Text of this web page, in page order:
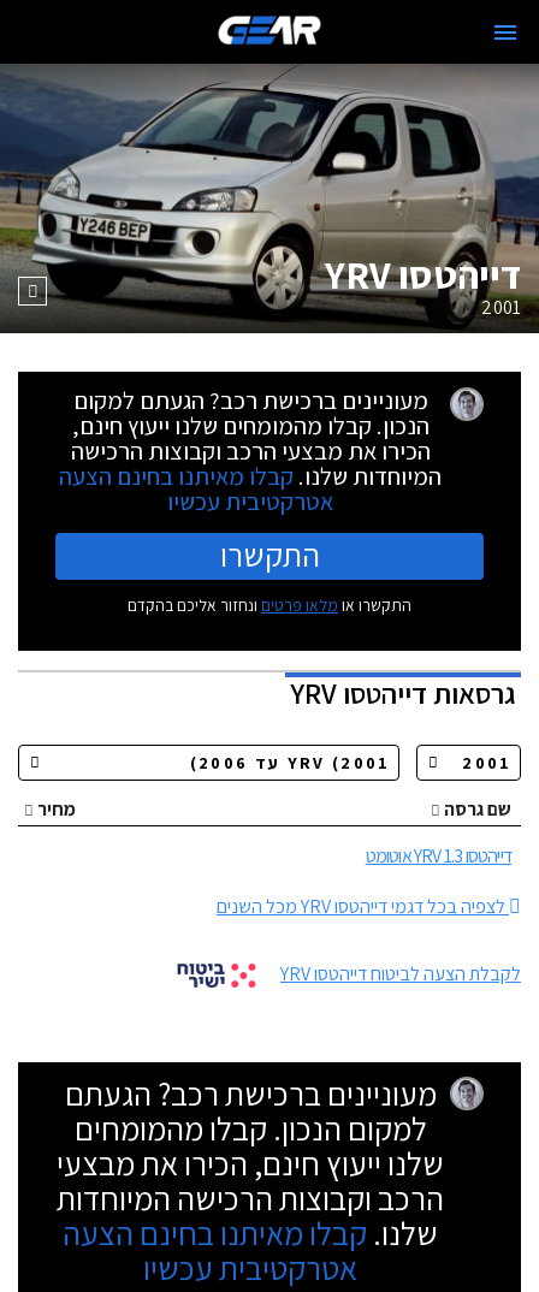
דייהטסו YRV
2001
מעוניינים ברכישת רכב? הגעתם למקום
הנכון. קבלו מהמומחים שלנו ייעוץ חינם,
הכירו את מבצעי הרכב וקבוצות הרכישה
המיוחדות שלנו. קבלו מאיתנו בחינם הצעה
אטרקטיבית עכשיו
התקשרו
התקשרו או מלאו פרטים ונחזור אליכם בהקדם
גרסאותדייהטסו YRV
שם גרסה
מחיר
דייהטסו YRV 1.3 אוטומט
לצפיה בכל דגמי דייהטסו YRV מכל השנים
לקבלת הצעה לביטוח דייהטסו YRV
מעוניינים ברכישת רכב? הגעתם
למקום הנכון. קבלו מהמומחים
שלנו ייעוץ חינם, הכירו את מבצעי
הרכב וקבוצות הרכישה המיוחדות
שלנו. קבלו מאיתנו בחינם הצעה
אטרקטיבית עכשיו